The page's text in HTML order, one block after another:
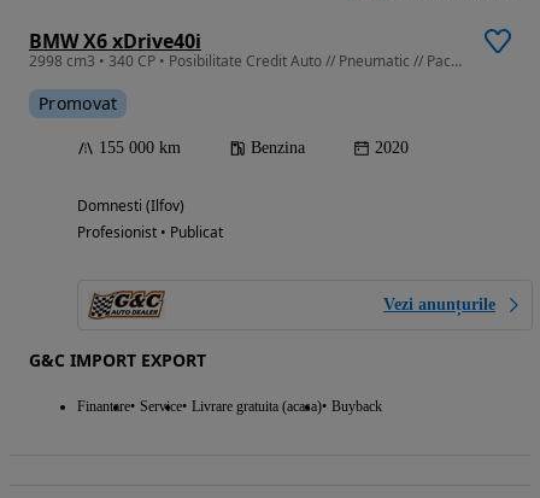
BMW X6 xDrive40i
2998 cm3 • 340 CP • Posibilitate Credit Auto // Pneumatic // Pachet M // Maxton Design
Promovat
155 000 km Benzina 2020
Domnesti (Ilfov)
Profesionist • Publicat
Vezi anunțurile
G&C IMPORT EXPORT
Finantare Service Livrare gratuita (acasa) Buyback